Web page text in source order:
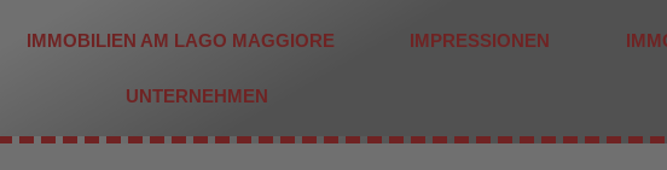
IMMOBILIEN AM LAGO MAGGIORE IMPRESSIONEN
UNTERNEHMEN